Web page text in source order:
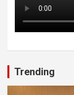
Trending